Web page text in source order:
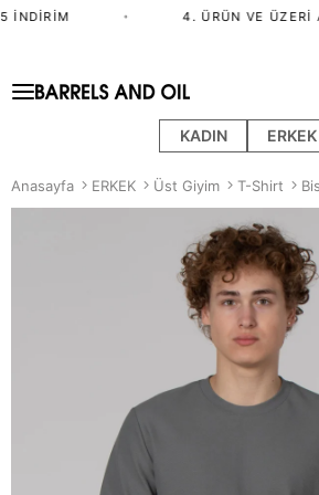
İNDIRIM 4. ÜRÜN VE ÜZERI
KADIN ERKEK
Anasayfa ERKEK Üst Giyim T-Shirt